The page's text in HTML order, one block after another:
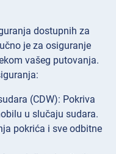
dostupnih za
je za osiguranje
vašeg putovanja.
(CDW): Pokriva
u slučaju sudara.
pokrića i sve odbitne